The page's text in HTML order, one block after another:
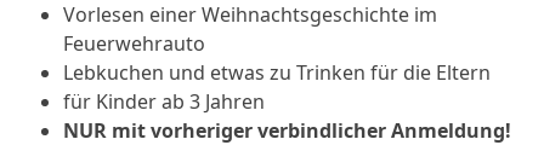
Vorlesen einer Weihnachtsgeschichte im
Feuerwehrauto
Lebkuchen und etwas zu Trinken für die Eltern
für Kinder ab 3 Jahren
NUR mit vorheriger verbindlicher Anmeldung!